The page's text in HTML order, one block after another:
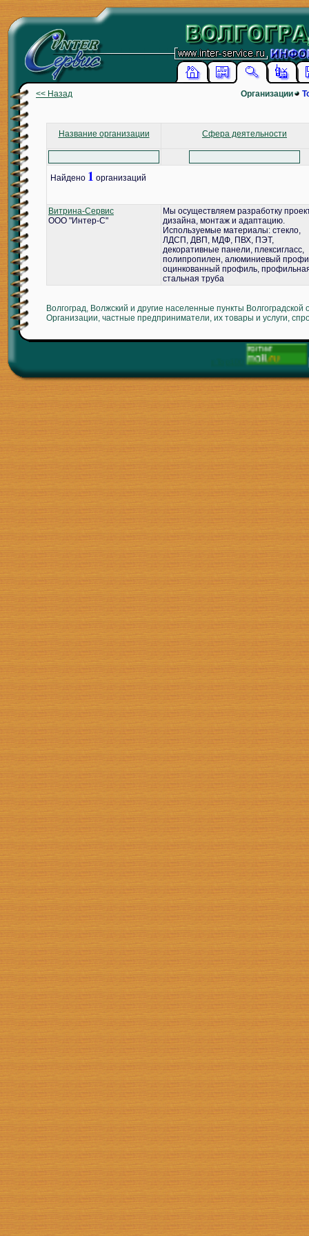
<< Назад Организации
Название организации Сфера деятельности
Найдено 1 организаций
Витрина-Сервис
ООО "Интер-С"
Мы осуществляем разработку
дизайна, монтаж и адаптацию.
Используемые материалы: стекло,
ЛДСП, ДВП, МДФ, ПВХ, ПЭТ,
декоративные панели, плексигласс,
полипропилен, алюминиевый
оцинкованный профиль,
стальная труба
Волгоград, Волжский и другие населенные пункты Волгоградской
Организации, частные предприниматели, их товары и услуги,